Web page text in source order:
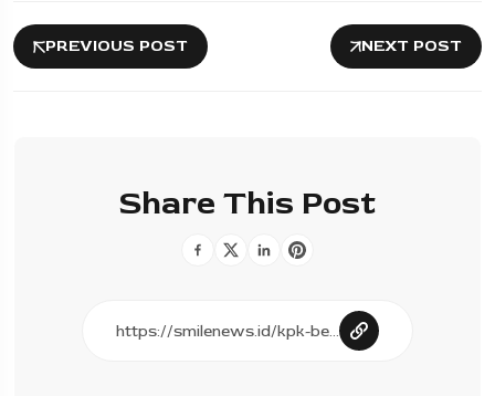
PREVIOUS POST NEXT POST
Share This Post